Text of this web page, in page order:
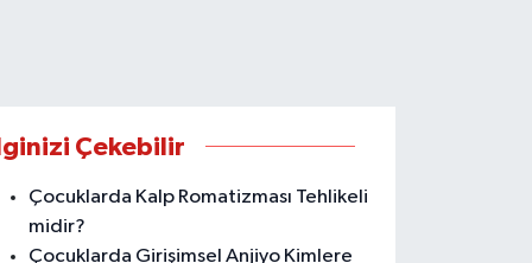
Çekebilir
Çocuklarda Kalp Romatizması Tehlikeli
midir?
Çocuklarda Girişimsel Anjiyo Kimlere